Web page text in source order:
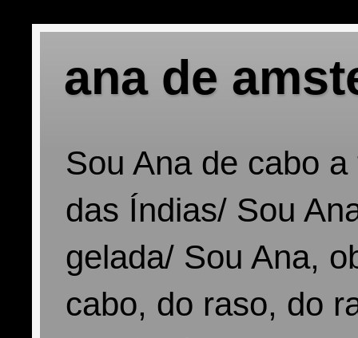
ana de
Sou Ana de cabo
das Índias/ Sou
gelada/ Sou Ana,
cabo, do raso, do